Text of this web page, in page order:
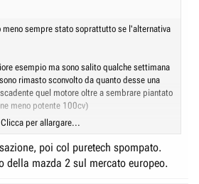
sempre stato soprattutto se l'alternativa
esempio ma sono salito qualche settimana
rimasto sconvolto da quanto desse una
quel motore oltre a sembrare piantato
meno potente 100cv)
arrivati non si apriva piu' il baule senza
il giorno dopo pare si sia aperto senza far
Clicca per allargare...
poi col puretech spompato.
della mazda 2 sul mercato europeo.